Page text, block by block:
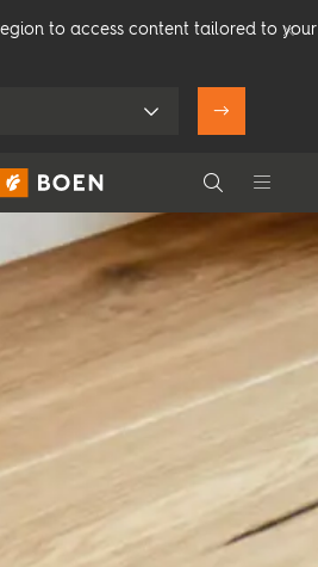
to access content tailored to your
Bruk min posisjon
Search
Search
Profesjonelle